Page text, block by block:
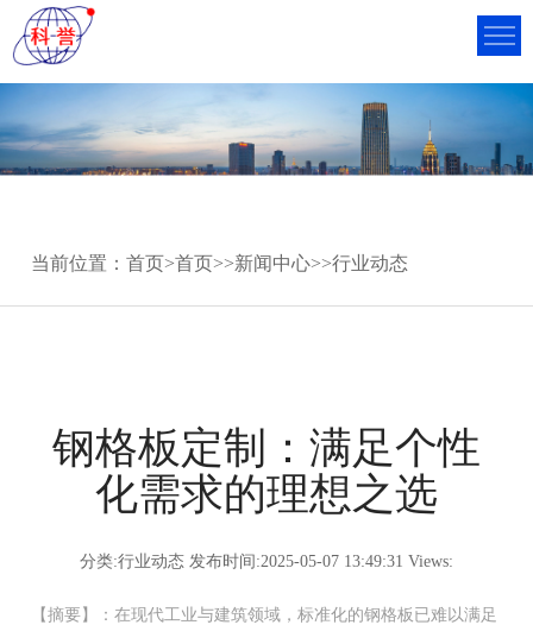
当前位置：首页>首页>>新闻中心>>行业动态
钢格板定制：满足个性
化需求的理想之选
分类:行业动态 发布时间:2025-05-07 13:49:31 Views:
【摘要】：在现代工业与建筑领域，标准化的钢格板已难以满足